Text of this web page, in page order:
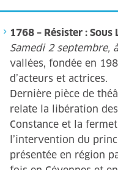
1768 – Résister : Sous
Samedi 2 septembre,
vallées, fondée en
d’acteurs et actrices.
Dernière pièce de
relate la libération
Constance et la
l’intervention du
présentée en région